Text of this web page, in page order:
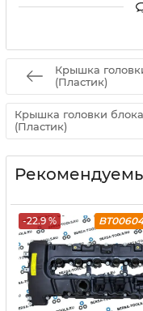
Крышка
(Пластик)
Крышка головки
(Пластик)
-22.9 % BT00604